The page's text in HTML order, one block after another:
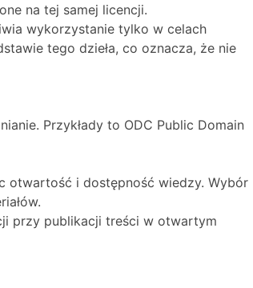
na tej samej licencji.
wykorzystanie tylko w celach
tego dzieła, co oznacza, że nie
Przykłady to ODC Public Domain
otwartość i dostępność wiedzy. Wybór
przy publikacji treści w otwartym